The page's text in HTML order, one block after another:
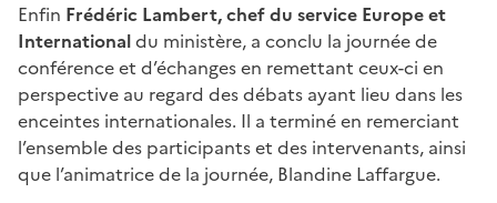
Enfin Frédéric Lambert, chef du service Europe et
Internationaldu ministère, a conclu la journée de
conférence et d’échanges en remettant ceux-ci en
perspective au regard des débats ayant lieu dans les
enceintes internationales. Il a terminé en remerciant
l’ensemble des participants et des intervenants, ainsi
que l’animatrice de la journée, Blandine Laffargue.